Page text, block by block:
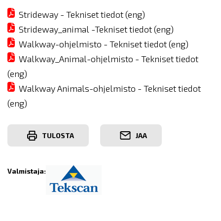
Strideway - Tekniset tiedot (eng)
Strideway_animal -Tekniset tiedot (eng)
Walkway-ohjelmisto - Tekniset tiedot (eng)
Walkway_Animal-ohjelmisto - Tekniset tiedot
(eng)
Walkway Animals-ohjelmisto - Tekniset tiedot
(eng)
TULOSTA JAA
Valmistaja: